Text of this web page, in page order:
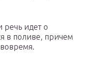
речь идет о
в поливе, причем